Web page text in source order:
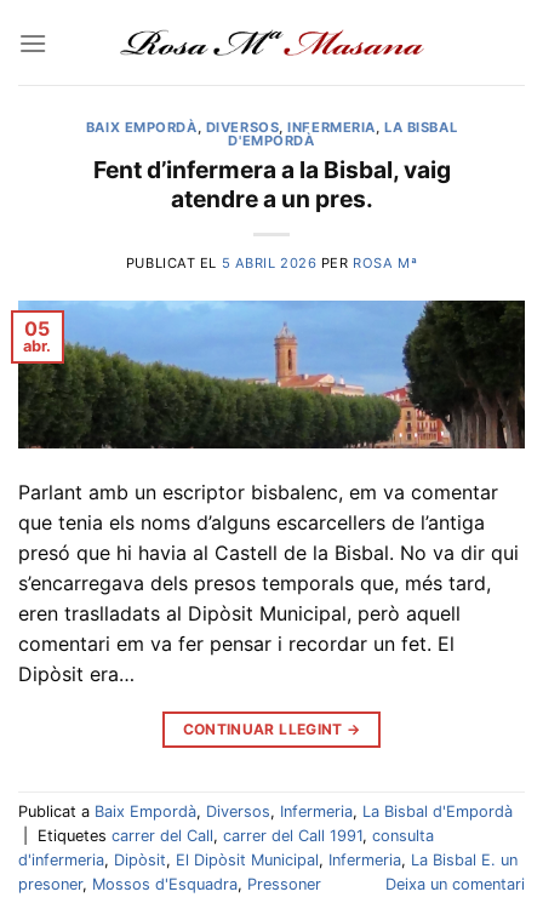
BAIX EMPORDÀ, DIVERSOS,INFERMERIA,LA BISBAL
D'EMPORDÀ
Fent d’infermera a la Bisbal, vaig
atendre a un pres.
PUBLICAT EL 5 ABRIL 2026 PER ROSA Mª
05
abr.
Parlant amb un escriptor bisbalenc, em va comentar
que tenia els noms d’alguns escarcellers de l’antiga
presó que hi havia al Castell de la Bisbal. No va dir qui
s’encarregava dels presos temporals que, més tard,
eren traslladats al Dipòsit Municipal, però aquell
comentari em va fer pensar i recordar un fet. El
Dipòsit era…
CONTINUAR LLEGINT →
Publicat a Baix Empordà, Diversos, Infermeria, La Bisbal d'Empordà
Etiquetes carrer del Call, carrer del Call 1991, consulta
d'infermeria, Dipòsit, El Dipòsit Municipal, Infermeria, La Bisbal E. un
presoner, Mossos d'Esquadra, Pressoner Deixa un comentari